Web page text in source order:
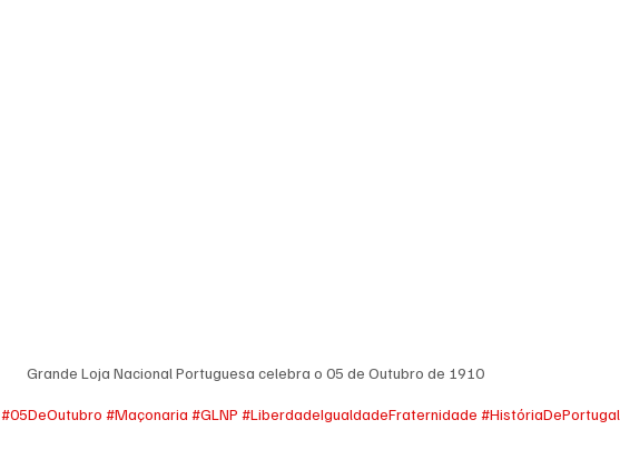
Grande Loja Nacional Portuguesa celebra o 05 de Outubro de 1910
#05DeOutubro #Maçonaria #GLNP #LiberdadeIgualdadeFraternidade #HistóriaDePortugal